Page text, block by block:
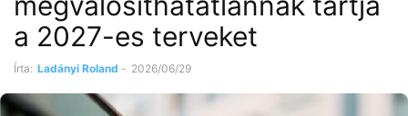
a 2027-es terveket
Írta: Ladányi Roland - 2026/06/29